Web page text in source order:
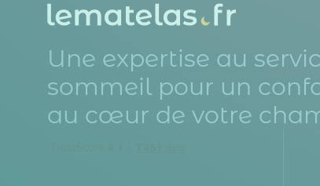
Une expertise au
sommeil pour un
au cœur de votre